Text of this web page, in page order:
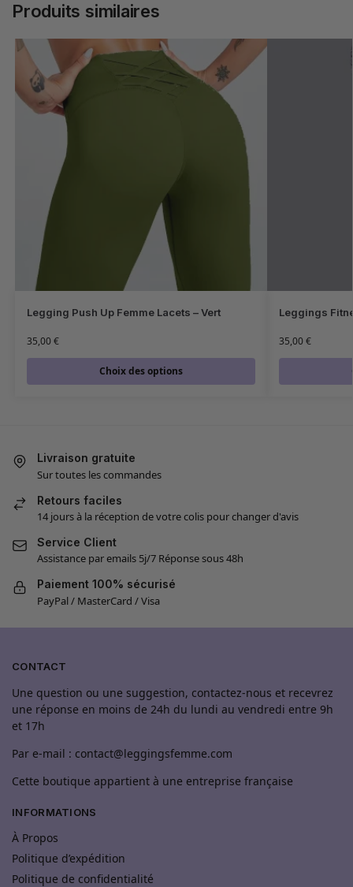
Produits similaires
Legging Push Up Femme Lacets – Vert
35,00€
Choix des options
Leggings
35,00€
Livraison gratuite
Sur toutes les commandes
Retours faciles
14 jours à la réception de votre colis pour changer d'avis
Service Client
Assistance par emails 5j/7 Réponse sous 48h
Paiement 100% sécurisé
PayPal / MasterCard / Visa
CONTACT
Une question ou une suggestion, contactez-nous et recevrez
une réponse en moins de 24h du lundi au vendredi entre 9h
et 17h
Par e-mail : contact@leggingsfemme.com
Cette boutique appartient à une entreprise française
INFORMATIONS
À Propos
Politique d’expédition
Politique de confidentialité